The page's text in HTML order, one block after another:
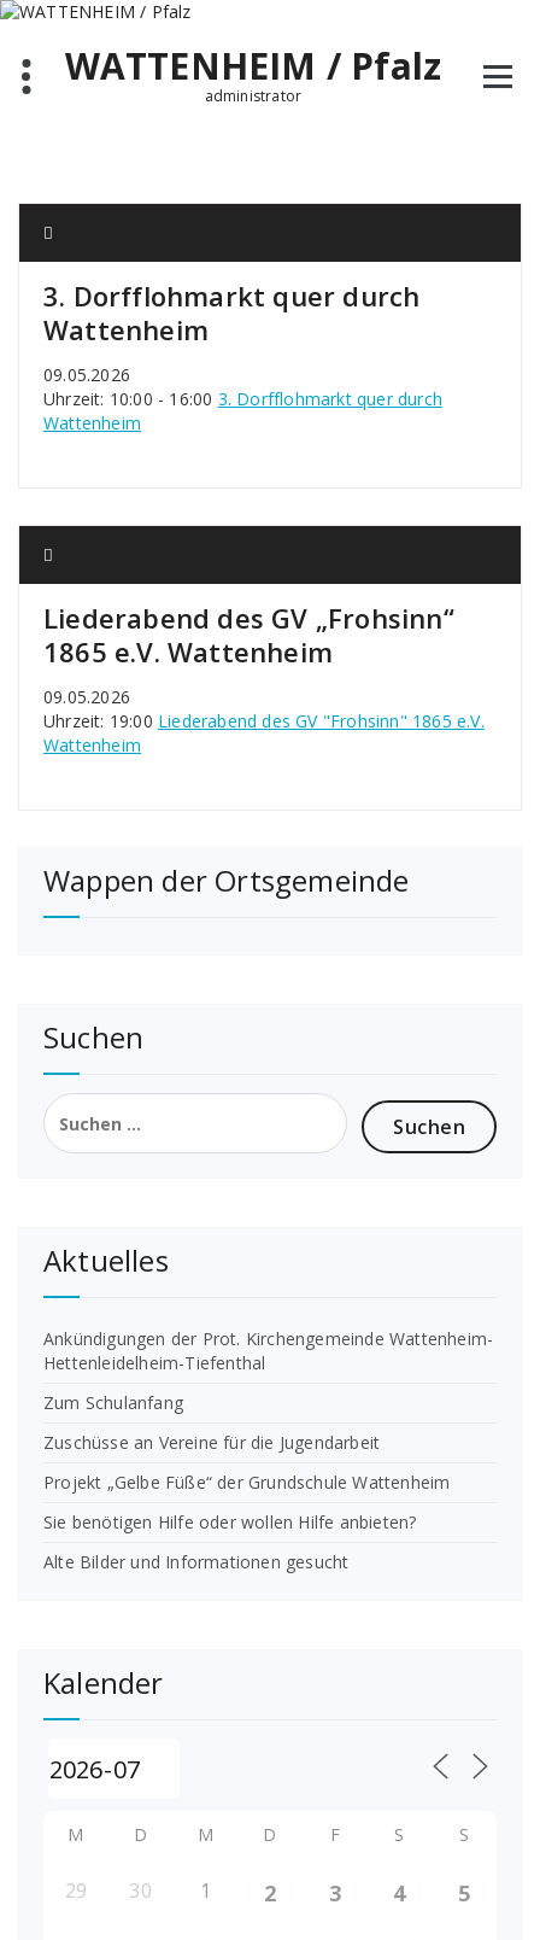
Zum
springenWATTENHEIM / Pfalz
administrator
3. Dorfflohmarkt quer durch
Wattenheim
09.05.2026
Uhrzeit: 10:00 - 16:00 3. Dorfflohmarkt quer durch
Wattenheim
Liederabend des GV „Frohsinn“
1865 e.V. Wattenheim
09.05.2026
Uhrzeit: 19:00 Liederabend des GV "Frohsinn" 1865 e.V.
Wattenheim
Wappen der Ortsgemeinde
Suchen
Suchen
nach:
Aktuelles
Ankündigungen der Prot. Kirchengemeinde Wattenheim-
Hettenleidelheim-Tiefenthal
Zum Schulanfang
Zuschüsse an Vereine für die Jugendarbeit
Projekt „Gelbe Füße“ der Grundschule Wattenheim
Sie benötigen Hilfe oder wollen Hilfe anbieten?
Alte Bilder und Informationen gesucht
Kalender
M D M D F S S
29 30 1 2 3 4 5